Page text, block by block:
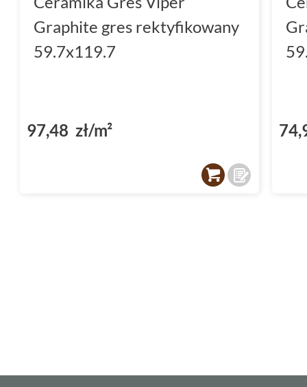
Graphite gres rektyfikowany
59.7x119.7
97,48 zł/m²